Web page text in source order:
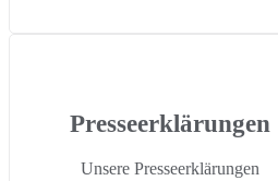
Presseerklärungen
Unsere Presseerklärungen